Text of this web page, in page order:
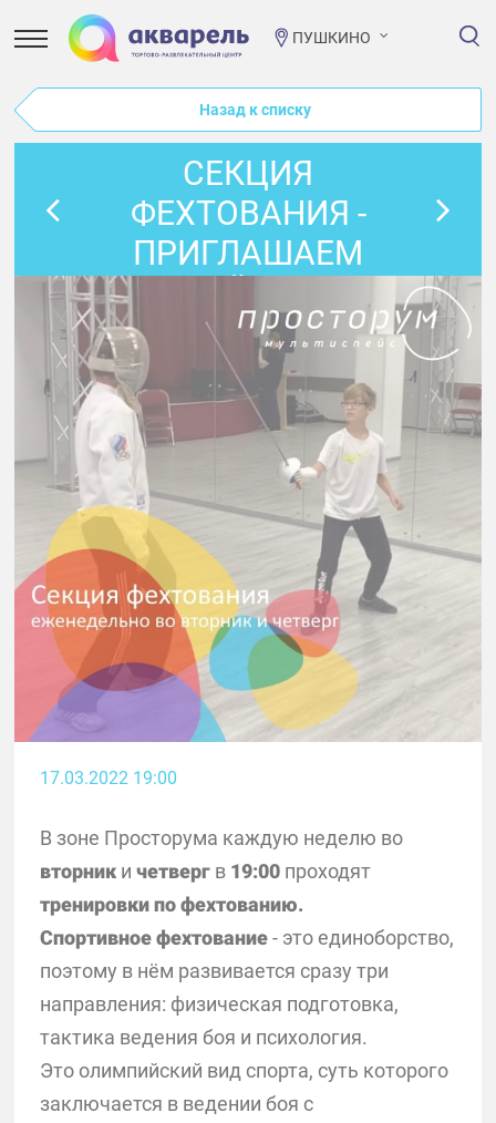
ПУШКИНО
Назад к списку
СЕКЦИЯ
ФЕХТОВАНИЯ -
ПРИГЛАШАЕМ
КАЖДЫЙ ЧЕТВЕРГ
17.03.2022 19:00
В зоне Просторума каждую неделю во
вторники четвергв 19:00проходят
тренировки по фехтованию.
Спортивное фехтование- это единоборство,
поэтому в нём развивается сразу три
направления: физическая подготовка,
тактика ведения боя и психология.
Это олимпийский вид спорта, суть которого
заключается в ведении боя с